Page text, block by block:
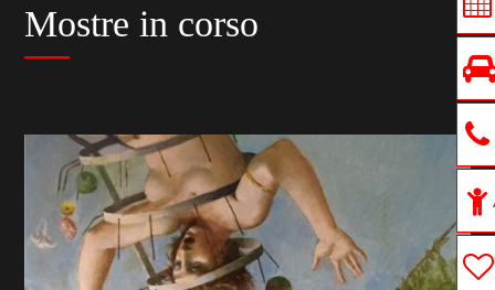
Mostre in corso